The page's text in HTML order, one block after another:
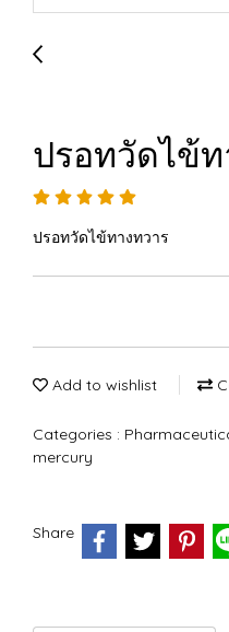
ปรอทวัดไข้
ปรอทวัดไข้ทางทวาร
Add to wishlist
Categories :
mercury
Share